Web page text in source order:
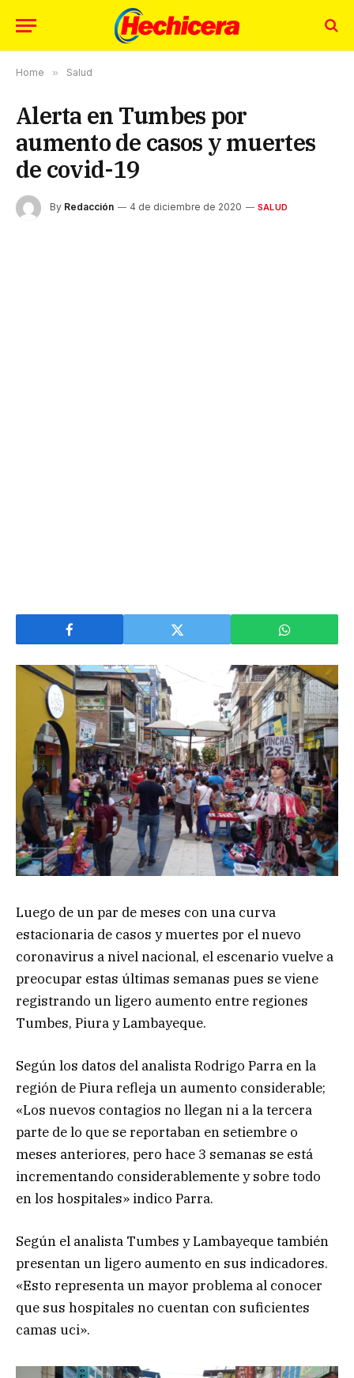
Home » Salud
Alerta en Tumbes por
aumento de casos y muertes
de covid-19
By Redacción 4 de diciembre de 2020 SALUD
Luego de un par de meses con una curva
estacionaria de casos y muertes por el nuevo
coronavirus a nivel nacional, el escenario vuelve a
preocupar estas últimas semanas pues se viene
registrando un ligero aumento entre regiones
Tumbes, Piura y Lambayeque.
Según los datos del analista Rodrigo Parra en la
región de Piura refleja un aumento considerable;
«Los nuevos contagios no llegan ni a la tercera
parte de lo que se reportaban en setiembre o
meses anteriores, pero hace 3 semanas se está
incrementando considerablemente y sobre todo
en los hospitales» indico Parra.
Según el analista Tumbes y Lambayeque también
presentan un ligero aumento en sus indicadores.
«Esto representa un mayor problema al conocer
que sus hospitales no cuentan con suficientes
camas uci».